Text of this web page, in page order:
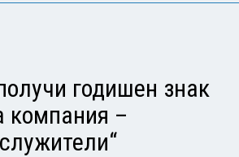
годишен знак
компания –